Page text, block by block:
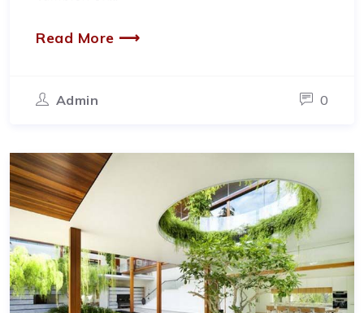
Read More ⟶
Admin 0